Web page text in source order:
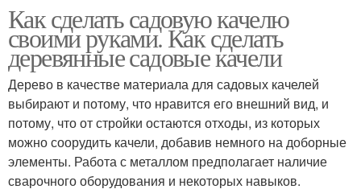
Как сделать садовую качелю
своими руками. Как сделать
деревянные садовые качели
Дерево в качестве материала для садовых качелей
выбирают и потому, что нравится его внешний вид, и
потому, что от стройки остаются отходы, из которых
можно соорудить качели, добавив немного на доборные
элементы. Работа с металлом предполагает наличие
сварочного оборудования и некоторых навыков.